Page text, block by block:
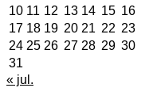
10 11 12 13 14 15 16
17 18 19 20 21 22 23
24 25 26 27 28 29 30
31
« jul.